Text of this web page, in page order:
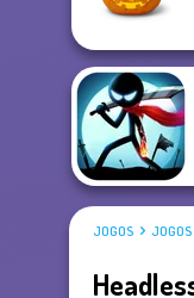
JOGOS JOGOS